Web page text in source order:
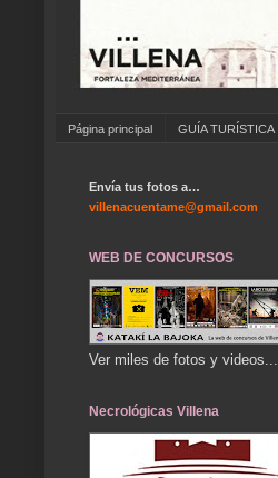
Página principal GUÍA TURÍSTICA
Envía tus fotos a…
villenacuentame@gmail.com
WEB DE CONCURSOS
Ver miles de fotos y videos...
Necrológicas Villena